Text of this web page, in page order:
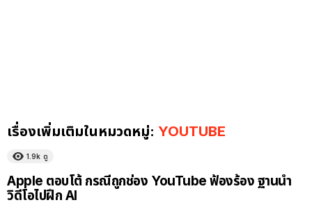
เรื่องเพิ่มเติมในหมวดหมู่: YOUTUBE
1.9k ดู
Apple ตอบโต้ กรณีถูกช่อง YouTube ฟ้องร้อง ฐานนำ
วิดีโอไปฝึก AI